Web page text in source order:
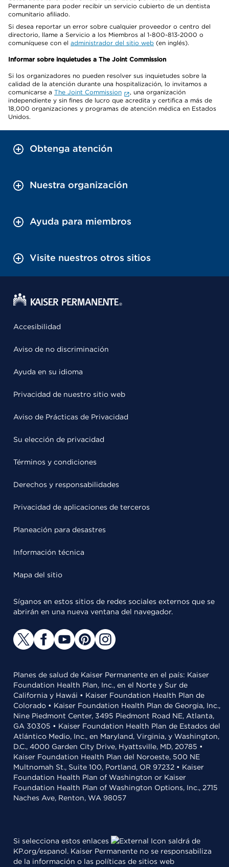
Permanente para poder recibir un servicio cubierto de un dentista
comunitario afiliado.
Si desea reportar un error sobre cualquier proveedor o centro del
directorio, llame a Servicio a los Miembros al 1-800-813-2000 o
comuníquese con el administrador del sitio web (en inglés).
Informar sobre inquietudes a The Joint Commission
Si los organizadores no pueden resolver sus inquietudes sobre la
calidad de la atención durante una hospitalización, lo invitamos a
comunicarse a The Joint Commission
, una organización
independiente y sin fines de lucro que acredita y certifica a más de
18,000 organizaciones y programas de atención médica en Estados
Unidos.
Obtenga atención
Nuestra organización
Ayuda para miembros
Visite nuestros otros sitios
Accesibilidad
Aviso de no discriminación
Ayuda en su idioma
Privacidad de nuestro sitio web
Aviso de Prácticas de Privacidad
Su elección de privacidad
Términos y condiciones
Derechos y responsabilidades
Privacidad de aplicaciones de terceros
Planeación para desastres
Información técnica
Mapa del sitio
Síganos en estos sitios de redes sociales externos que se
abrirán en una nueva ventana del navegador.
Planes de salud de Kaiser Permanente en el país: Kaiser
Foundation Health Plan, Inc., en el Norte y Sur de
California y Hawái • Kaiser Foundation Health Plan de
Colorado • Kaiser Foundation Health Plan de Georgia, Inc.,
Nine Piedmont Center, 3495 Piedmont Road NE, Atlanta,
GA 30305 • Kaiser Foundation Health Plan de Estados del
Atlántico Medio, Inc., en Maryland, Virginia, y Washington,
D.C., 4000 Garden City Drive, Hyattsville, MD, 20785 •
Kaiser Foundation Health Plan del Noroeste, 500 NE
Multnomah St., Suite 100, Portland, OR 97232 • Kaiser
Foundation Health Plan of Washington or Kaiser
Foundation Health Plan of Washington Options, Inc., 2715
Naches Ave, Renton, WA 98057
Si selecciona estos enlaces
saldrá de
KP.org/espanol. Kaiser Permanente no se responsabiliza
de la información o las políticas de sitios web